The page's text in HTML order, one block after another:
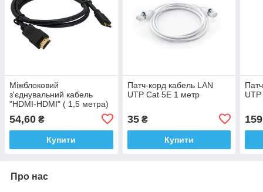
Міжблоковий
з'єднувальний кабель
"HDMI-HDMI" ( 1,5 метра)
54,60 ₴
Купити
Патч-корд кабель LAN
UTP Cat 5E 1 метр
35₴
Купити
Про нас